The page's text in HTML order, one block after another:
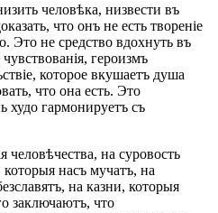
человѣка, низвести въ
что онъ не есть твореніе
Это не средство вдохнуть въ
героизмъ
которое вкушаетъ душа
что она есть. Это
худо гармонируетъ съ
человѣчества, на суровость
насъ мучатъ, на
на казни, которыя
заключаютъ, что